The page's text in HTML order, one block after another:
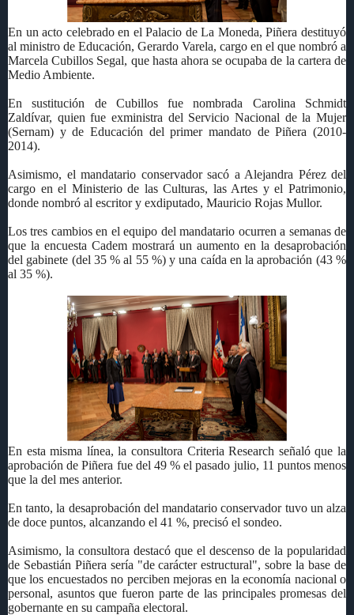
En un acto celebrado en el Palacio de La Moneda, Piñera destituyó
al ministro de Educación, Gerardo Varela, cargo en el que nombró a
Marcela Cubillos Segal, que hasta ahora se ocupaba de la cartera de
Medio Ambiente.
En sustitución de Cubillos fue nombrada Carolina Schmidt
Zaldívar, quien fue exministra del Servicio Nacional de la Mujer
(Sernam) y de Educación del primer mandato de Piñera (2010-
2014).
Asimismo, el mandatario conservador sacó a Alejandra Pérez del
cargo en el Ministerio de las Culturas, las Artes y el Patrimonio,
donde nombró al escritor y exdiputado, Mauricio Rojas Mullor.
Los tres cambios en el equipo del mandatario ocurren a semanas de
que la encuesta Cadem mostrará un aumento en la desaprobación
del gabinete (del 35 % al 55 %) y una caída en la aprobación (43 %
al 35 %).
En esta misma línea, la consultora Criteria Research señaló que la
aprobación de Piñera fue del 49 % el pasado julio, 11 puntos menos
que la del mes anterior.
En tanto, la desaprobación del mandatario conservador tuvo un alza
de doce puntos, alcanzando el 41 %, precisó el sondeo.
Asimismo, la consultora destacó que el descenso de la popularidad
de Sebastián Piñera sería "de carácter estructural", sobre la base de
que los encuestados no perciben mejoras en la economía nacional o
personal, asuntos que fueron parte de las principales promesas del
gobernante en su campaña electoral.